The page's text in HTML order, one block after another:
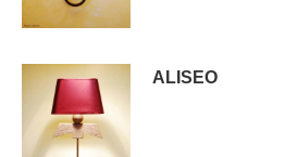
ALISEO